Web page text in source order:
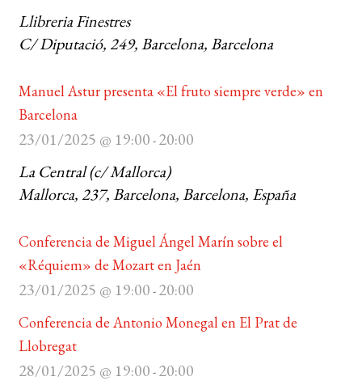
Llibreria Finestres
C/ Diputació, 249, Barcelona, Barcelona
Manuel Astur presenta «El fruto siempre verde» en
Barcelona
23/01/2025 @ 19:00-20:00
La Central (c/ Mallorca)
Mallorca, 237, Barcelona, Barcelona, España
Conferencia de Miguel Ángel Marín sobre el
«Réquiem» de Mozart en Jaén
23/01/2025 @ 19:00-20:00
Conferencia de Antonio Monegal en El Prat de
Llobregat
28/01/2025 @ 19:00-20:00